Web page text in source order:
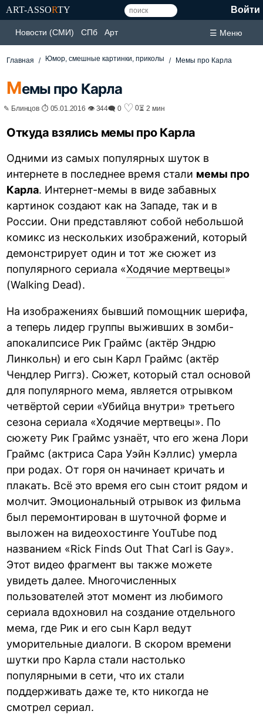
ART-ASSORTY Войти
Новости (СМИ) СПб Арт ☰ Меню
Главная Юмор, смешные картинки, приколы Мемы про Карла
Мемы про Карла
✎ Блинцов ⏱ 05.01.2016 👁 344🗨 0 ♡ 0⏳ 2 мин
Откуда взялись мемы про Карла
Одними из самых популярных шуток в
интернете в последнее время стали мемы про
Карла. Интернет-мемы в виде забавных
картинок создают как на Западе, так и в
России. Они представляют собой небольшой
комикс из нескольких изображений, который
демонстрирует один и тот же сюжет из
популярного сериала «Ходячие мертвецы»
(Walking Dead).
На изображениях бывший помощник шерифа,
а теперь лидер группы выживших в зомби-
апокалипсисе Рик Граймс (актёр Эндрю
Линкольн) и его сын Карл Граймс (актёр
Чендлер Риггз). Сюжет, который стал основой
для популярного мема, является отрывком
четвёртой серии «Убийца внутри» третьего
сезона сериала «Ходячие мертвецы». По
сюжету Рик Граймс узнаёт, что его жена Лори
Граймс (актриса Сара Уэйн Кэллис) умерла
при родах. От горя он начинает кричать и
плакать. Всё это время его сын стоит рядом и
молчит. Эмоциональный отрывок из фильма
был перемонтирован в шуточной форме и
выложен на видеохостинге YouTube под
названием «Rick Finds Out That Carl is Gay».
Этот видео фрагмент вы также можете
увидеть далее. Многочисленных
пользователей этот момент из любимого
сериала вдохновил на создание отдельного
мема, где Рик и его сын Карл ведут
уморительные диалоги. В скором времени
шутки про Карла стали настолько
популярными в сети, что их стали
поддерживать даже те, кто никогда не
смотрел сериал.